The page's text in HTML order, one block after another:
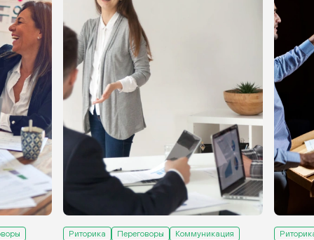
Риторика Переговоры Коммуникация